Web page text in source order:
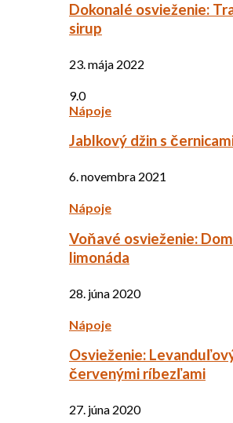
Dokonalé osvieženie:
sirup
23. mája 2022
9.0
Nápoje
Jablkový džin s
6. novembra 2021
Nápoje
Voňavé osvieženie:
limonáda
28. júna 2020
Nápoje
Osvieženie:
červenými ríbezľami
27. júna 2020